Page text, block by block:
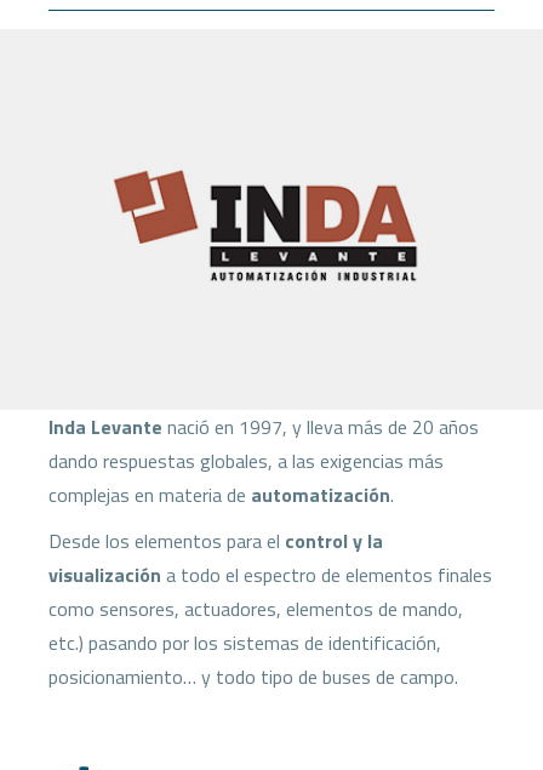
Inda Levante nació en 1997, y lleva más de 20 años
dando respuestas globales, a las exigencias más
complejas en materia de automatización.
Desde los elementos para el control y la
visualización a todo el espectro de elementos finales
como sensores, actuadores, elementos de mando,
etc.) pasando por los sistemas de identificación,
posicionamiento… y todo tipo de buses de campo.